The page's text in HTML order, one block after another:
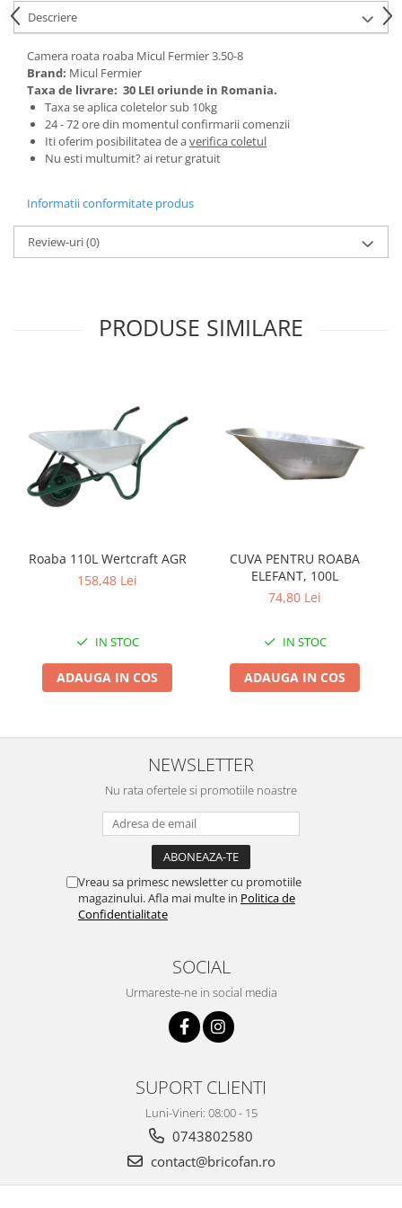
Tractoraș de tuns gazonul
Zootehnie
Incubatoare, oparitoare si
deplumatoare
Echipamente pentru animale
Aparate de tuns animale
Piese si accesorii aparate de tuns
animale
Semanatori
Masini batut stalpi si accesorii
Mobilier gradina
Zdrobitoare si teascuri
Teascuri
Zdrobitoare electrice
Zdrobitoare electrice & manuale
Articole antidaunatori gradina
Unelte manuale de gradina -
Folie si plase pt plante
Masini de maturat manuale
Masini batut stalpi
Pentru Casa si Camping
Aragaze, plite, piese butelii de
Accesorii aragaze & butelii
Pirostrii si accesorii pentru gatit
Prelungitoare & cabluri electrice
Descriere
Camera roata roaba Micul Fermier 3.50-8
Brand: Micul Fermier
Taxa de livrare: 30 LEI oriunde in Romania.
Taxa se aplica coletelor sub 10kg
24 - 72 ore din momentul confirmarii comenzii
Iti oferim posibilitatea de averifica coletul
Nu esti multumit? ai retur gratuit
Informatii conformitate produs
Review-uri(0)
PRODUSE SIMILARE
Roaba 110L Wertcraft AGR
158,48 Lei
IN STOC
ADAUGA IN COS
CUVA PENTRU ROABA
ELEFANT, 100L
74,80 Lei
IN STOC
ADAUGA IN COS
NEWSLETTER
Nu rata ofertele si promotiile noastre
Vreau sa primesc newsletter cu promotiile
magazinului. Afla mai multe in Politica de
Confidentialitate
SOCIAL
Urmareste-ne in social media
SUPORT CLIENTI
Luni-Vineri: 08:00 - 15
0743802580
contact@bricofan.ro